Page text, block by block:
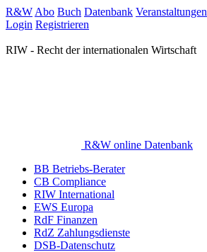
R&W Abo Buch Datenbank Veranstaltungen
Login Registrieren
RIW - Recht der internationalen Wirtschaft
R&W online Datenbank
BB Betriebs-Berater
CB Compliance
RIW International
EWS Europa
RdF Finanzen
RdZ Zahlungsdienste
DSB-Datenschutz